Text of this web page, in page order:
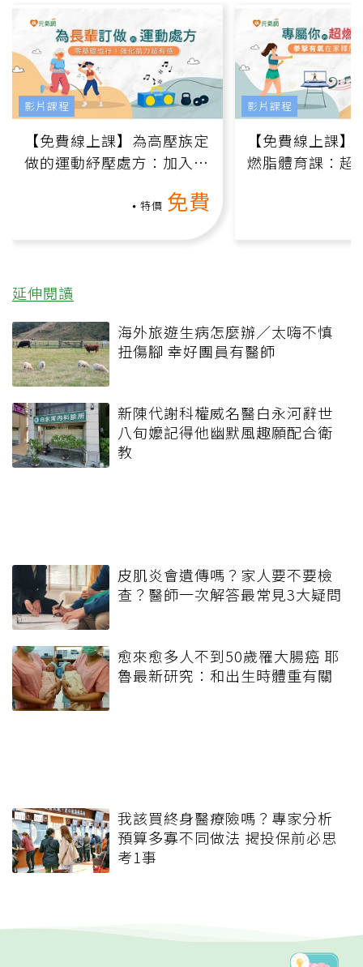
【免費線上課】為高壓族定
做的運動紓壓處方：加入行
特價 免費
影片課程
【免費線上課
燃脂體育課：超
影片課程
延伸閱讀
海外旅遊生病怎麼辦／太嗨不慎
扭傷腳 幸好團員有醫師
新陳代謝科權威名醫白永河辭世
八旬嬤記得他幽默風趣願配合衛
教
皮肌炎會遺傳嗎？家人要不要檢
查？醫師一次解答最常見3大疑問
愈來愈多人不到50歲罹大腸癌 耶
魯最新研究：和出生時體重有關
我該買終身醫療險嗎？專家分析
預算多寡不同做法 揭投保前必思
考1事